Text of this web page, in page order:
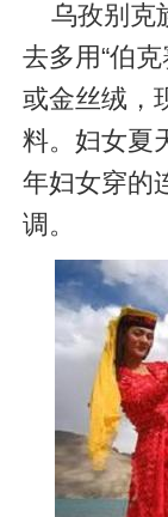
乌孜别克
去多用“伯
或金丝绒，
料。妇女夏
年妇女穿的
调。